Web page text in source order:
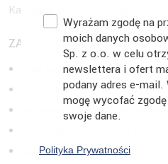
Kategorie artykułu:
ZAPOZNAJ SIĘ Z
Druk termiczny, a
Czy wszystkie torby
Jak powstają papierowe
Dlaczego warto korzystać z
ZgodaWyrażam zgodę na
moich danych
Sp. z o.o. w celu
newslettera i ofert
podany adres e-
mogę wycofać
swoje dane.
Polityka Prywatności